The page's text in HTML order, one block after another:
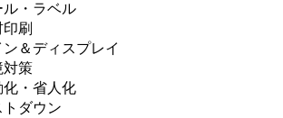
ル・ラベル
刷
ン＆ディスプレイ
対策
化・省人化
トダウン